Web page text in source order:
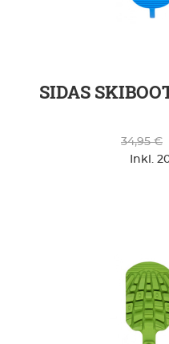
SIDAS
34,95 €
Inkl.